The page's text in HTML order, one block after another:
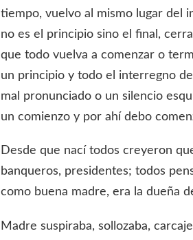
tiempo, vuelvo al mismo lugar del
no es el principio sino el final,
que todo vuelva a comenzar o
un principio y todo el interregno
mal pronunciado o un silencio
un comienzo y por ahí debo
Desde que nací todos creyeron
banqueros, presidentes; todos
como buena madre, era la dueña
Madre suspiraba, sollozaba,